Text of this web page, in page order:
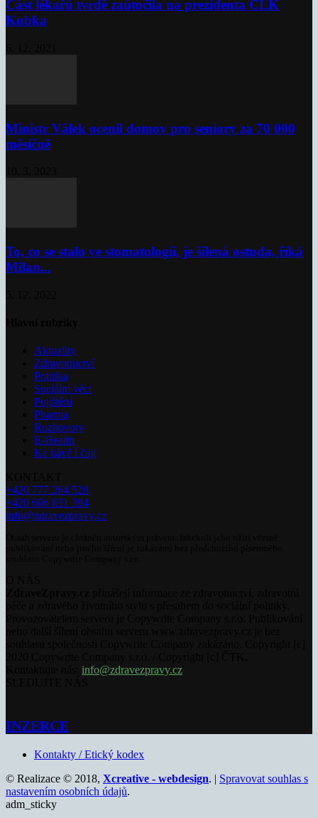
Část lékařů tvrdě zaútočila na prezidenta ČLK
Kubka
Ministr Válek ocenil domov pro seniory za 70 000
měsíčně
To, co se stalo ve stomatologii, je šílená ostuda, říká
Milan...
Aktuality
Zdravotnictví
Politika
Sociální věci
Pojištění
Pharma
Rozhovory
E-Health
Ke kávě i čaji
+420 777 264 528
+420 606 831 394
info@zdravezpravy.cz
info@zdravezpravy.cz
INZERCE
Kontakty / Etický kodex
© Realizace © 2018, Xcreative - webdesign. | Spravovat souhlas s
nastavením osobních údajů.
adm_sticky